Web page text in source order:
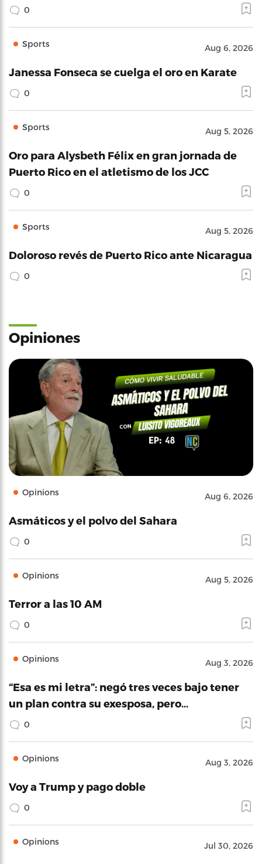
0
Sports Aug 6, 2026
Janessa Fonseca se cuelga el oro en Karate
0
Sports Aug 5, 2026
Oro para Alysbeth Félix en gran jornada de
Puerto Rico en el atletismo de los JCC
0
Sports Aug 5, 2026
Doloroso revés de Puerto Rico ante Nicaragua
0
Opiniones
Opinions Aug 6, 2026
Asmáticos y el polvo del Sahara
0
Opinions Aug 5, 2026
Terror a las 10 AM
0
Opinions Aug 3, 2026
“Esa es mi letra”: negó tres veces bajo tener
un plan contra su exesposa, pero…
0
Opinions Aug 3, 2026
Voy a Trump y pago doble
0
Opinions Jul 30, 2026